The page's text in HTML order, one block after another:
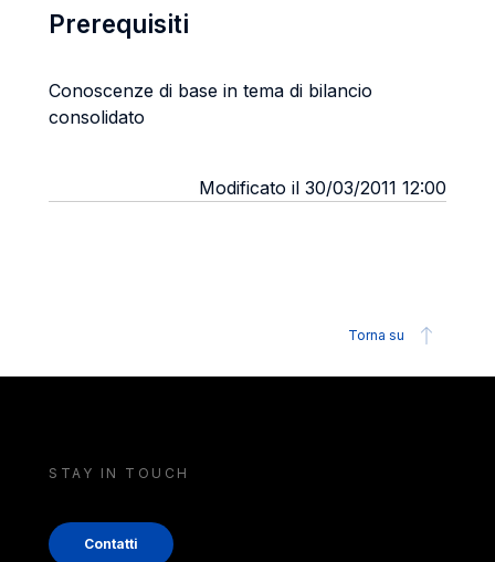
Prerequisiti
Conoscenze di base in tema di bilancio
consolidato
Modificato il 30/03/2011 12:00
Torna su
STAY IN TOUCH
Contatti